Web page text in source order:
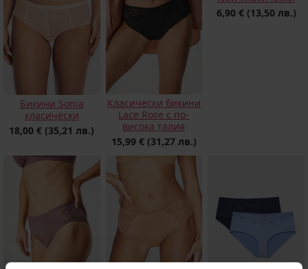
Бикини Sonia
класически
18,00 € (35,21 лв.)
Класически бикини
Lace Rose с по-
висока талия
15,99 € (31,27 лв.)
6,90 € (13,50 лв.)